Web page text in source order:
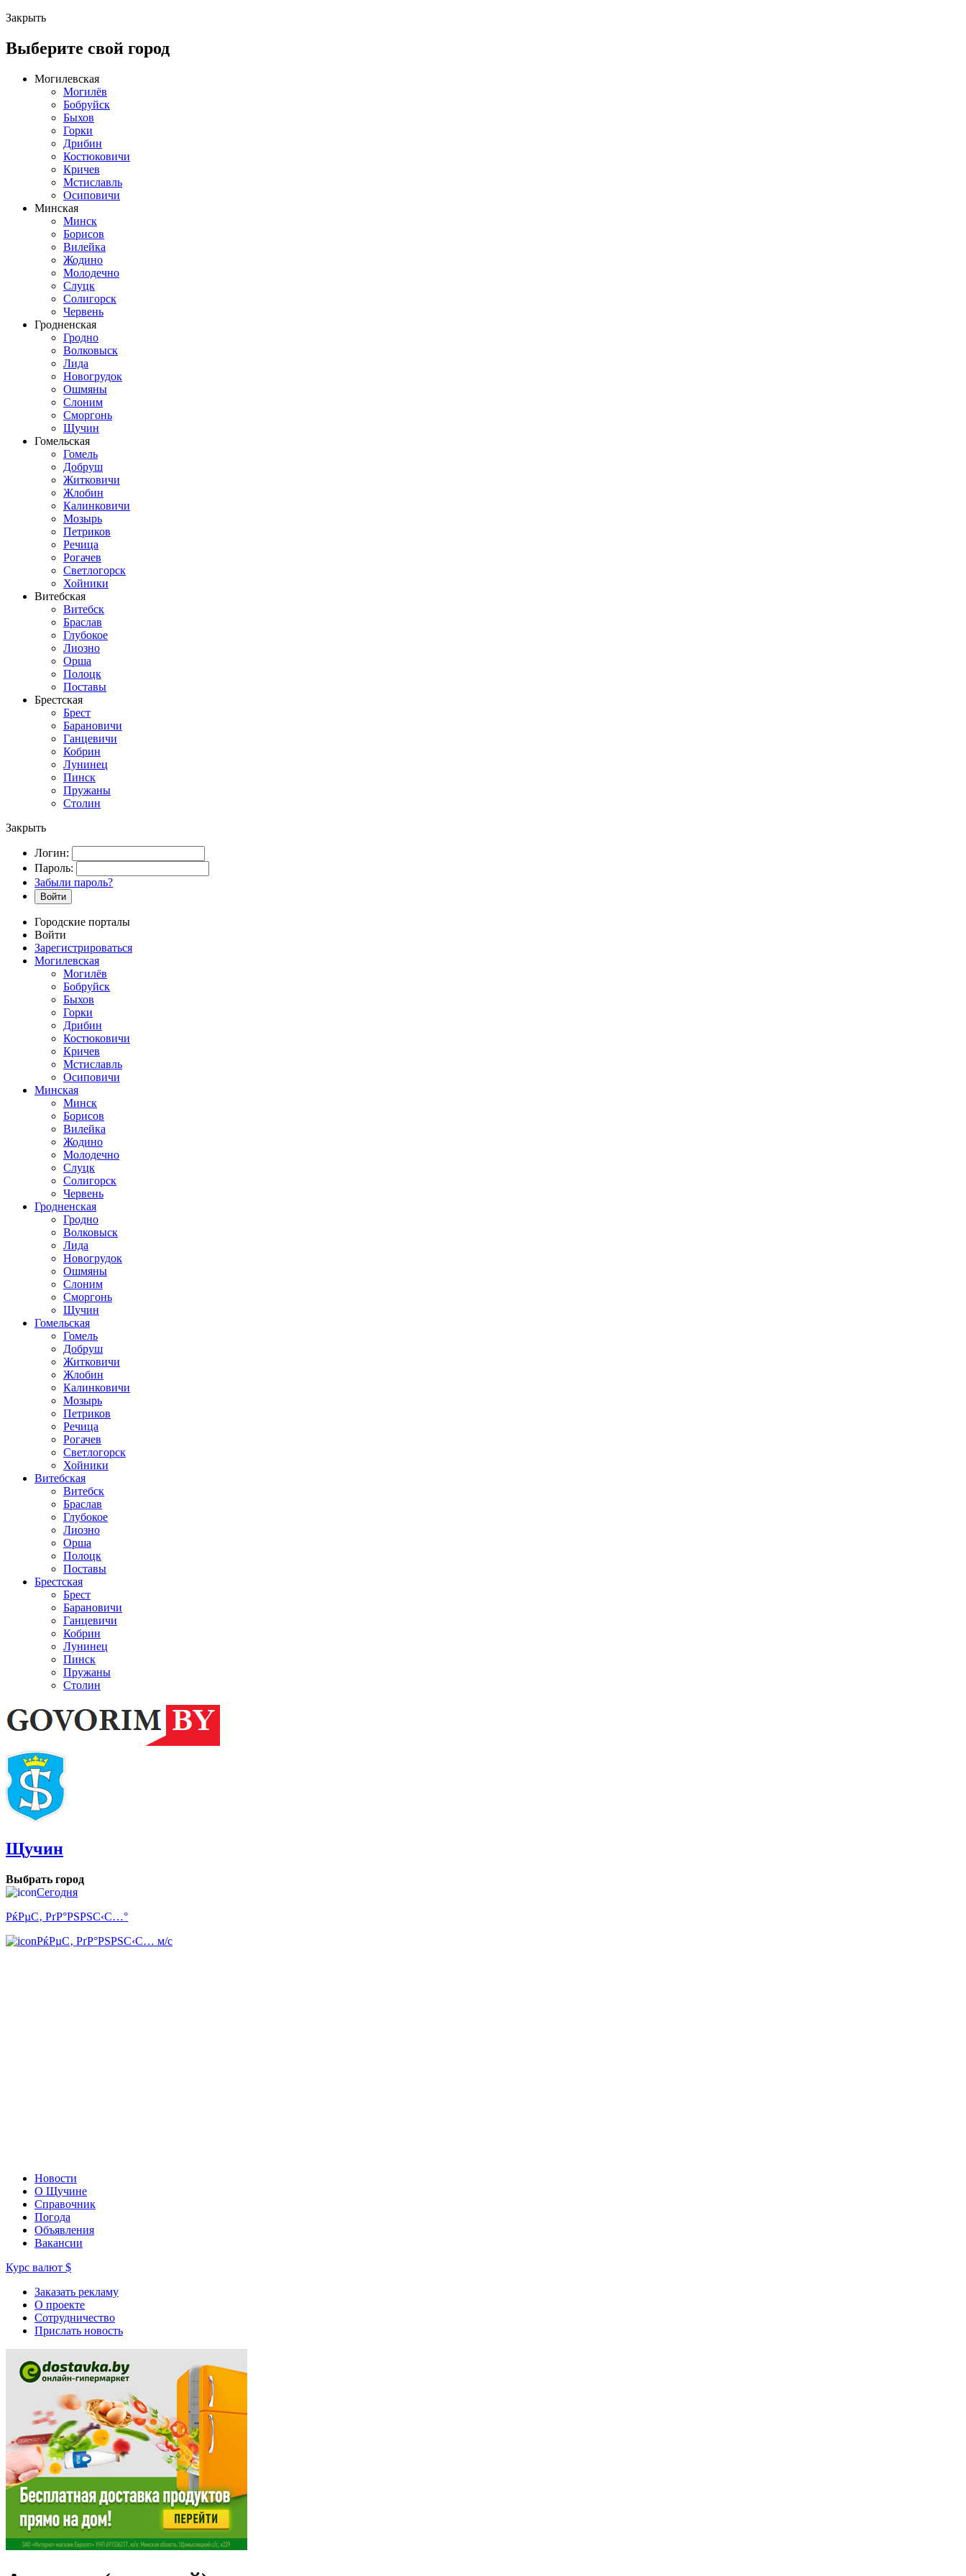
Закрыть
Выберите свой город
Могилевская
Могилёв
Бобруйск
Быхов
Горки
Дрибин
Костюковичи
Кричев
Мстиславль
Осиповичи
Минская
Минск
Борисов
Вилейка
Жодино
Молодечно
Слуцк
Солигорск
Червень
Гродненская
Гродно
Волковыск
Лида
Новогрудок
Ошмяны
Слоним
Сморгонь
Щучин
Гомельская
Гомель
Добруш
Житковичи
Жлобин
Калинковичи
Мозырь
Петриков
Речица
Рогачев
Светлогорск
Хойники
Витебская
Витебск
Браслав
Глубокое
Лиозно
Орша
Полоцк
Поставы
Брестская
Брест
Барановичи
Ганцевичи
Кобрин
Лунинец
Пинск
Пружаны
Столин
Закрыть
Логин:
Пароль:
Забыли пароль?
Войти
Городские порталы
Войти
Зарегистрироваться
Могилевская
Могилёв
Бобруйск
Быхов
Горки
Дрибин
Костюковичи
Кричев
Мстиславль
Осиповичи
Минская
Минск
Борисов
Вилейка
Жодино
Молодечно
Слуцк
Солигорск
Червень
Гродненская
Гродно
Волковыск
Лида
Новогрудок
Ошмяны
Слоним
Сморгонь
Щучин
Гомельская
Гомель
Добруш
Житковичи
Жлобин
Калинковичи
Мозырь
Петриков
Речица
Рогачев
Светлогорск
Хойники
Витебская
Витебск
Браслав
Глубокое
Лиозно
Орша
Полоцк
Поставы
Брестская
Брест
Барановичи
Ганцевичи
Кобрин
Лунинец
Пинск
Пружаны
Столин
Щучин
Выбрать город
Сегодня
РќРµС‚ РґР°РЅРЅС‹С…°
РќРµС‚ РґР°РЅРЅС‹С… м/с
Новости
О Щучине
Справочник
Погода
Объявления
Вакансии
Курс валют $
Заказать рекламу
О проекте
Сотрудничество
Прислать новость